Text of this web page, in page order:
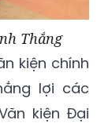
Thắng
kiện chính
lợi các
kiện Đại